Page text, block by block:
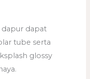
dapur dapat
tube serta
glossy